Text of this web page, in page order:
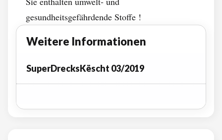
gesundheitsgefährdende Stoffe !
Weitere Informationen
SuperDrecksKëscht 03/2019